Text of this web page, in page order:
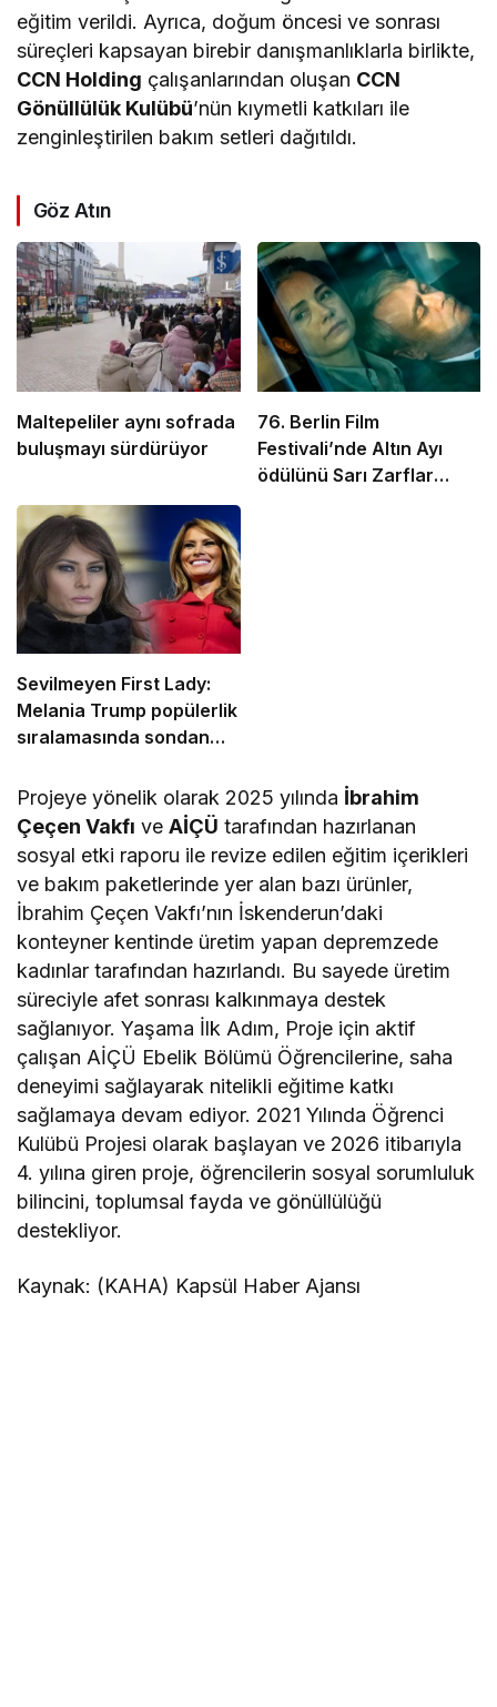
eğitim verildi. Ayrıca, doğum öncesi ve sonrası
süreçleri kapsayan birebir danışmanlıklarla birlikte,
CCN Holding çalışanlarından oluşan CCN
Gönüllülük Kulübü’nün kıymetli katkıları ile
zenginleştirilen bakım setleri dağıtıldı.
Göz Atın
Maltepeliler aynı sofrada
buluşmayı sürdürüyor
76. Berlin Film
Festivali’nde Altın Ayı
ödülünü Sarı Zarflar
Sevilmeyen First Lady:
Melania Trump popülerlik
sıralamasında sondan
Projeye yönelik olarak 2025 yılında İbrahim
Çeçen Vakfı veAİÇÜ tarafından hazırlanan
sosyal etki raporu ile revize edilen eğitim içerikleri
ve bakım paketlerinde yer alan bazı ürünler,
İbrahim Çeçen Vakfı’nın İskenderun’daki
konteyner kentinde üretim yapan depremzede
kadınlar tarafından hazırlandı. Bu sayede üretim
süreciyle afet sonrası kalkınmaya destek
sağlanıyor. Yaşama İlk Adım, Proje için aktif
çalışan AİÇÜ Ebelik Bölümü Öğrencilerine, saha
deneyimi sağlayarak nitelikli eğitime katkı
sağlamaya devam ediyor. 2021 Yılında Öğrenci
Kulübü Projesi olarak başlayan ve 2026 itibarıyla
4. yılına giren proje, öğrencilerin sosyal sorumluluk
bilincini, toplumsal fayda ve gönüllülüğü
destekliyor.
Kaynak: (KAHA) Kapsül Haber Ajansı